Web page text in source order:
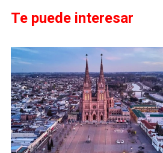
Te puede interesar